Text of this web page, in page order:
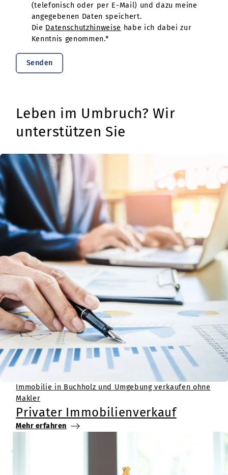
(telefonisch oder per E-Mail) und dazu meine
angegebenen Daten speichert.
Die Datenschutzhinweise habe ich dabei zur
Kenntnis genommen.*
Senden
Leben im Umbruch? Wir
unterstützen Sie
Immobilie in Buchholz und Umgebung verkaufen ohne
Makler
Privater Immobilienverkauf
Mehr erfahren